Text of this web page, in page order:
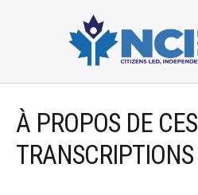
À PROPOS DE CES
TRANSCRIPTIONS